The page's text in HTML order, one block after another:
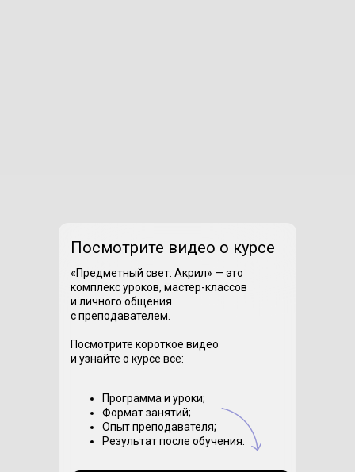
Посмотрите видео о курсе
«Предметный свет. Акрил» — это
комплекс уроков, мастер-классов
и личного общения
с преподавателем.
Посмотрите короткое видео
и узнайте о курсе все:
Программа и уроки;
Формат занятий;
Опыт преподавателя;
Результат после обучения.